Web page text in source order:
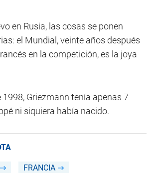
en Rusia, las cosas se ponen
el Mundial, veinte años después
en la competición, es la joya
1998, Griezmann tenía apenas 7
ni siquiera había nacido.
FRANCIA